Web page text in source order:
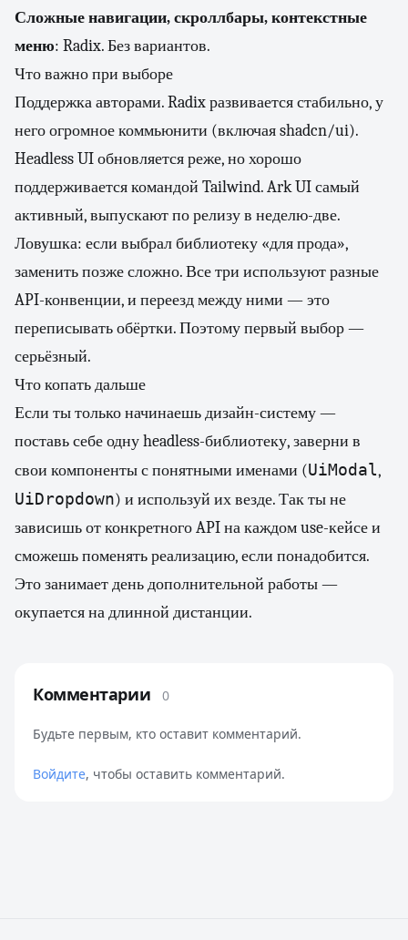
Сложные навигации, скроллбары, контекстные
меню: Radix. Без вариантов.
Что важно при выборе
Поддержка авторами. Radix развивается стабильно, у
него огромное коммьюнити (включая shadcn/ui).
Headless UI обновляется реже, но хорошо
поддерживается командой Tailwind. Ark UI самый
активный, выпускают по релизу в неделю-две.
Ловушка: если выбрал библиотеку «для прода»,
заменить позже сложно. Все три используют разные
API-конвенции, и переезд между ними — это
переписывать обёртки. Поэтому первый выбор —
серьёзный.
Что копать дальше
Если ты только начинаешь дизайн-систему —
поставь себе одну headless-библиотеку, заверни в
свои компоненты с понятными именами (UiModal,
UiDropdown) и используй их везде. Так ты не
зависишь от конкретного API на каждом use-кейсе и
сможешь поменять реализацию, если понадобится.
Это занимает день дополнительной работы —
окупается на длинной дистанции.
Комментарии 0
Будьте первым, кто оставит комментарий.
Войдите, чтобы оставить комментарий.